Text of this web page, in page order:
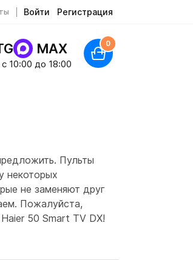
Войти Регистрация
MAX
10:00 до 18:00
0
Пульты
некоторых
не заменяют друг
Пожалуйста,
50 Smart TV DX!